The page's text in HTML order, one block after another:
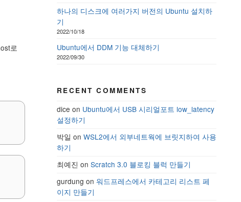
로
하나의 디스크에 여러가지 버전의 Ubuntu 설치하
기
2022/10/18
Ubuntu에서 DDM 기능 대체하기
2022/09/30
RECENT COMMENTS
dice on Ubuntu에서 USB 시리얼포트 low_latency
설정하기
박일 on WSL2에서 외부네트웍에 브릿지하여 사용
하기
최예진 on Scratch 3.0 블로킹 블럭 만들기
gurdung on 워드프레스에서 카테고리 리스트 페
이지 만들기